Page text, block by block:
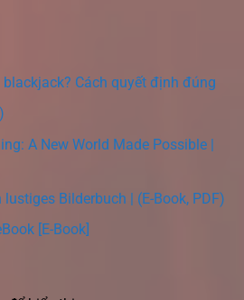
Cách quyết định đúng
A New World Made Possible |
Bilderbuch | (E-Book, PDF)
[E-Book]